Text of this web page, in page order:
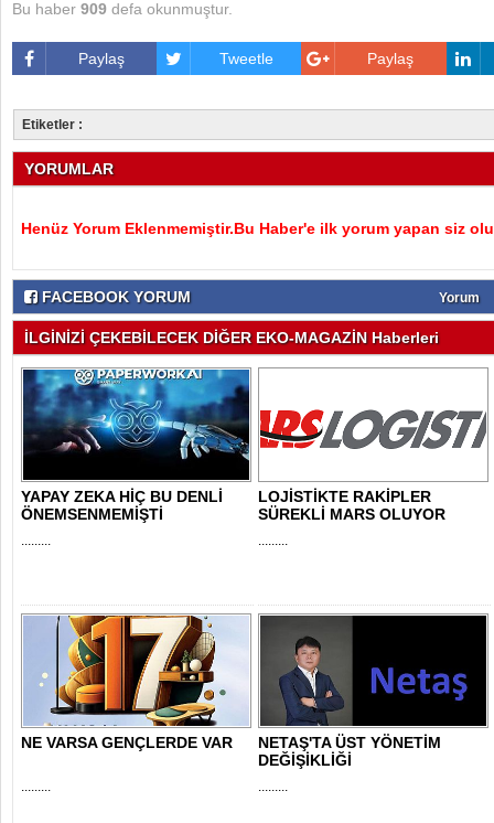
Bu haber 909 defa okunmuştur.
Paylaş Tweetle Paylaş
Etiketler :
YORUMLAR
Henüz Yorum Eklenmemiştir.Bu Haber'e ilk yorum yapan siz
FACEBOOK YORUM Yorum
İLGİNİZİ ÇEKEBİLECEK DİĞER EKO-MAGAZİN Haberleri
YAPAY ZEKA HİÇ BU DENLİ
ÖNEMSENMEMİŞTİ
.........
LOJİSTİKTE RAKİPLER
SÜREKLİ MARS OLUYOR
.........
NE VARSA GENÇLERDE VAR
.........
NETAŞ'TA ÜST YÖNETİM
DEĞİŞİKLİĞİ
.........